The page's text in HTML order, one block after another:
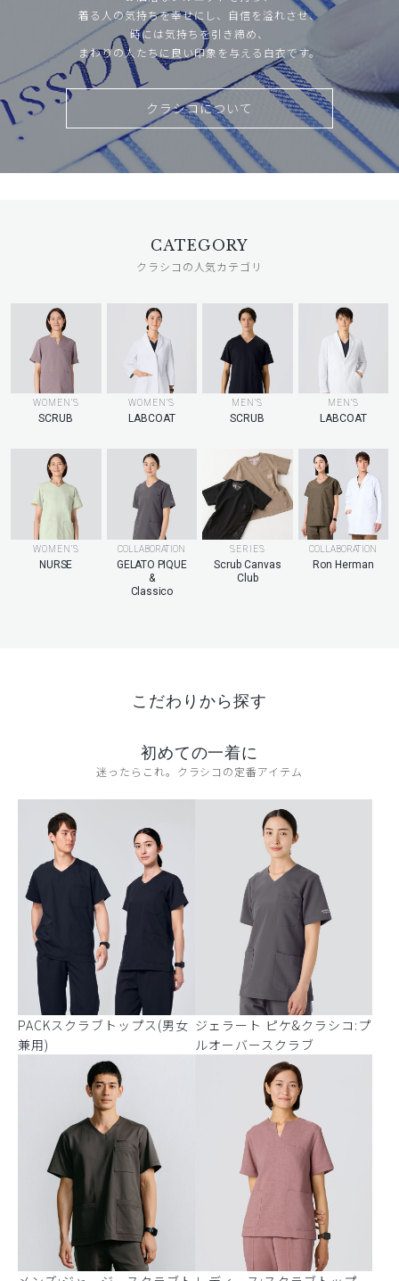
着る人の気持ちを幸せにし、自信を溢れさせ、
時には気持ちを引き締め、
まわりの人たちに良い印象を与える白衣です。
クラシコについて
CATEGORY
クラシコの人気カテゴリ
WOMEN’S
SCRUB
WOMEN’S
LABCOAT
MEN’S
SCRUB
MEN’S
LABCOAT
WOMEN’S
NURSE
COLLABORATION
GELATO PIQUE
&
Classico
SERIES
Scrub Canvas
Club
COLLABORATION
Ron Herman
こだわりから探す
初めての一着に
迷ったらこれ。クラシコの定番アイテム
PACKスクラブトップス(男女
兼用)
ジェラート ピケ&クラシコ:プ
ルオーバースクラブ